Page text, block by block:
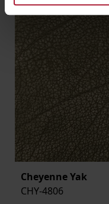
Cheyenne Yak
CHY-4806